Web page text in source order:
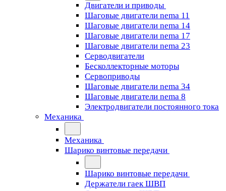
Двигатели и приводы
Шаговые двигатели nema 11
Шаговые двигатели nema 14
Шаговые двигатели nema 17
Шаговые двигатели nema 23
Cерводвигатели
Бесколлекторные моторы
Сервоприводы
Шаговые двигатели nema 34
Шаговые двигатели nema 8
Электродвигатели постоянного тока
Механика
Механика
Шарико винтовые передачи
Шарико винтовые передачи
Держатели гаек ШВП